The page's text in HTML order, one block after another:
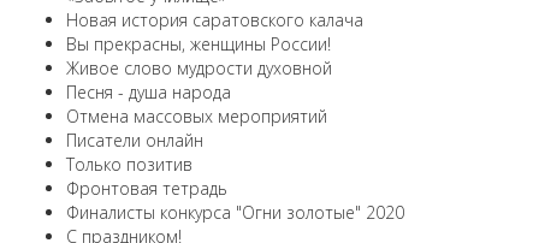
Новая история саратовского калача
Вы прекрасны, женщины России!
Живое слово мудрости духовной
Песня - душа народа
Отмена массовых мероприятий
Писатели онлайн
Только позитив
Фронтовая тетрадь
Финалисты конкурса "Огни золотые" 2020
С праздником!